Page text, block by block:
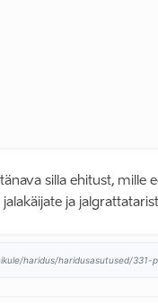
silla ehitust, mille
ja
haridus/haridusasutused/